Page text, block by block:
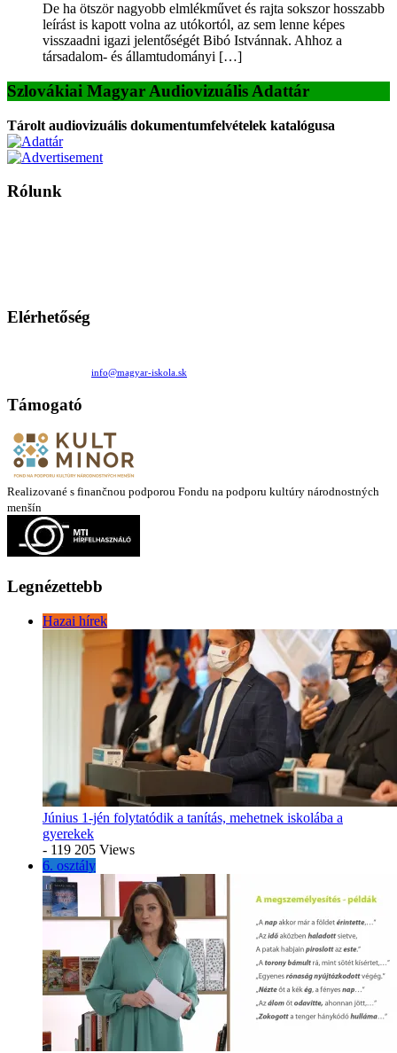
De ha ötször nagyobb elmlékművet és rajta sokszor hosszabb
leírást is kapott volna az utókortól, az sem lenne képes
visszaadni igazi jelentőségét Bibó Istvánnak. Ahhoz a
társadalom- és államtudományi […]
Szlovákiai Magyar Audiovizuális Adattár
Tárolt audiovizuális dokumentumfelvételek katalógusa
Rólunk
Elérhetőség
info@magyar-iskola.sk
Támogató
Realizované s finančnou podporou Fondu na podporu kultúry národnostných
menšín
Legnézettebb
Hazai hírek
Június 1-jén folytatódik a tanítás, mehetnek iskolába a
gyerekek
- 119 205 Views
6. osztály